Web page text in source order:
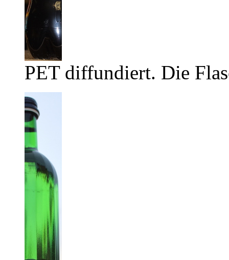
PET diffundiert. Die